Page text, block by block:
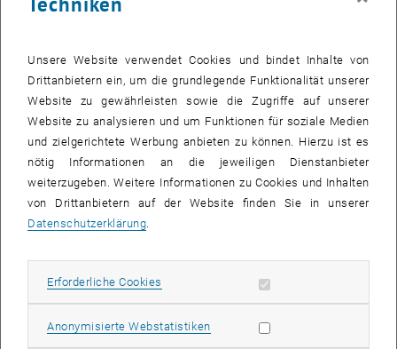
TUW-Informationsseiten und Websites der zentralen Services
Nutzer_innen, eine Inhaltslogik im Seitenaufbau ersetzt deshalb die
bisherige Organisationslogik. Dadurch wird es Besucher_innen
erleichtert den Weg zu gesuchten Informationen zu finden, auch
wenn der organisatorische Aufbau der Universität nicht bekannt ist.
Wie bei jedem Umzug wurde die Gelegenheit genutzt um
aufzuräumen und Neues anzuschaffen. Neu im Inventar der TUW-
Website sind ein interner Bereich für Mitarbeiter_innen, sowie eine
TUW-gehostete Suchmaschine, die neben der Website selbst
verschiedene Datenbanksysteme wie TISS oder die Forschungs-
2.400 Seiten.
zur neuen Haupt-URL, die bekannte tuwien.ac.at bleibt dabei
Unsere Website verwendet Cookies und bindet Inhalte von
Drittanbietern ein, um die grundlegende Funktionalität unserer
Website zu gewährleisten sowie die Zugriffe auf unserer
Website zu analysieren und um Funktionen für soziale Medien
und zielgerichtete Werbung anbieten zu können. Hierzu ist es
nötig Informationen an die jeweiligen Dienstanbieter
weiterzugeben. Weitere Informationen zu Cookies und Inhalten
von Drittanbietern auf der Website finden Sie in unserer
Datenschutzerklärung
Erforderliche Cookies Erforderliche Cookies zulassen
Anonymisierte WebstatistikenStatistik Cookies zulassen